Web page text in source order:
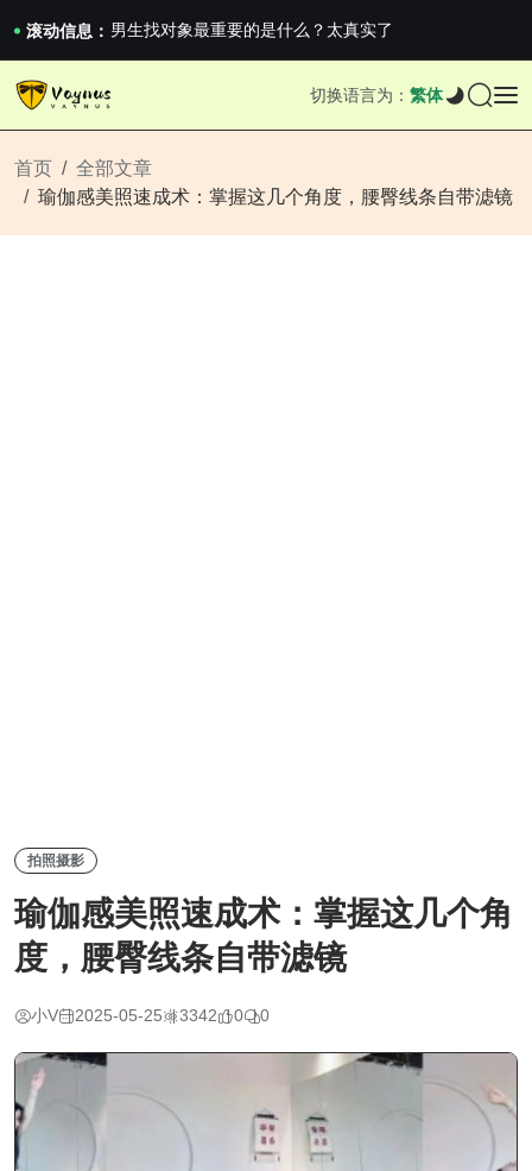
滚动信息： 男生找对象最重要的是什么？太真实了
2026澳网男单收官：全满贯对上全满亚，德约...
《巅峰守卫 Highguard》正式上线，官...
《巅峰守卫 Highguard》正式上线，官...
切换语言为： 繁体
首页
全部文章
瑜伽感美照速成术：掌握这几个角度，腰臀线条自带滤镜
拍照摄影
瑜伽感美照速成术：掌握这几个角
度，腰臀线条自带滤镜
小V 2025-05-25 3342 0 0